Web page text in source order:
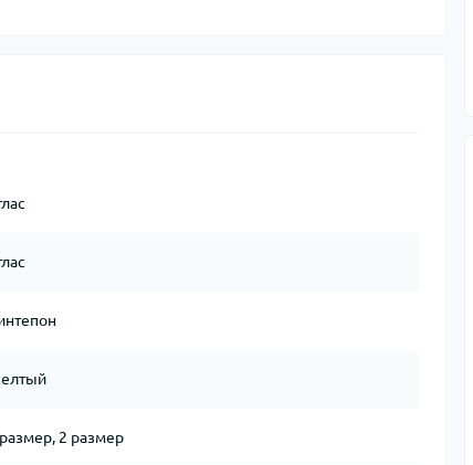
2 размер